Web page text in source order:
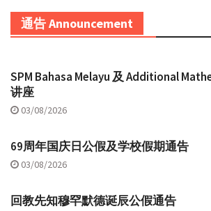
通告 Announcement
SPM Bahasa Melayu 及 Additional
讲座
03/08/2026
69周年国庆日公假及学校假期通告
03/08/2026
回教先知穆罕默德诞辰公假通告